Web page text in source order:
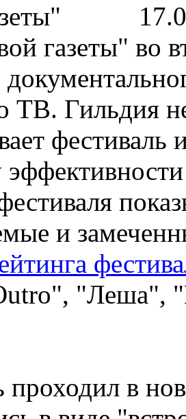
газеты" во
ТВ. Гильдия
фестиваль
и
"Леша",
проходил в